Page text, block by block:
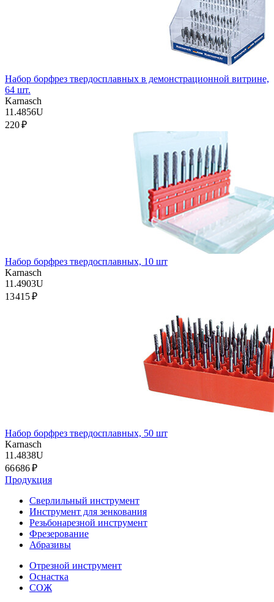
Набор борфрез твердосплавных в демонстрационной витрине,
64 шт.
Karnasch
11.4856U
220 ₽
Набор борфрез твердосплавных, 10 шт
Karnasch
11.4903U
13 415 ₽
Набор борфрез твердосплавных, 50 шт
Karnasch
11.4838U
66 686 ₽
Продукция
Сверлильный инструмент
Инструмент для зенкования
Резьбонарезной инструмент
Фрезерование
Абразивы
Отрезной инструмент
Оснастка
СОЖ